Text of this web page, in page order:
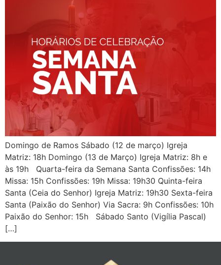
Domingo de Ramos Sábado (12 de março) Igreja
Matriz: 18h Domingo (13 de Março) Igreja Matriz: 8h e
às 19h Quarta-feira da Semana Santa Confissões: 14h
Missa: 15h Confissões: 19h Missa: 19h30 Quinta-feira
Santa (Ceia do Senhor) Igreja Matriz: 19h30 Sexta-feira
Santa (Paixão do Senhor) Via Sacra: 9h Confissões: 10h
Paixão do Senhor: 15h Sábado Santo (Vigília Pascal)
[…]